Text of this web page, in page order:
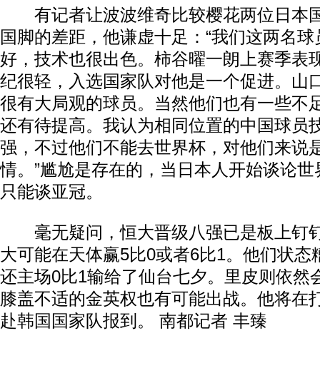
有记者让波波维奇比较樱花两位日本
国脚的差距，他谦虚十足：“我们这两名
好，技术也很出色。柿谷曜一朗上赛季表
纪很轻，入选国家队对他是一个促进。山
很有大局观的球员。当然他们也有一些不
还有待提高。我认为相同位置的中国球员
强，不过他们不能去世界杯，对他们来说
情。”尴尬是存在的，当日本人开始谈论
只能谈亚冠。
毫无疑问，恒大晋级八强已是板上钉
大可能在天体赢5比0或者6比1。他们状态
还主场0比1输给了仙台七夕。里皮则依然
膝盖不适的金英权也有可能出战。他将在
赴韩国国家队报到。 南都记者 丰臻